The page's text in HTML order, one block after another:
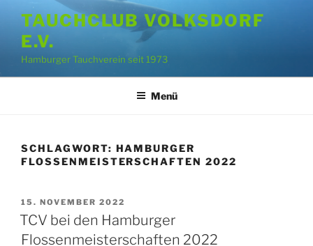
Inhalt
springen
TAUCHCLUB VOLKSDORF
E.V.
Hamburger Tauchverein seit 1973
Menü
SCHLAGWORT: HAMBURGER
FLOSSENMEISTERSCHAFTEN 2022
VERÖFFENTLICHT
AM
15. NOVEMBER 2022
TCV bei den Hamburger
Flossenmeisterschaften 2022